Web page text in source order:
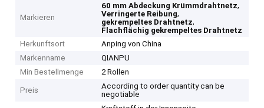
Markieren
60 mm Abdeckung Krümmdrahtnetz,
Verringerte Reibung,
gekrempeltes Drahtnetz,
Flachflächig gekrempeltes Drahtnetz
Herkunftsort
Anping von China
Markenname
QIANPU
Min Bestellmenge
2 Rollen
Preis
According to order quantity can be
negotiable